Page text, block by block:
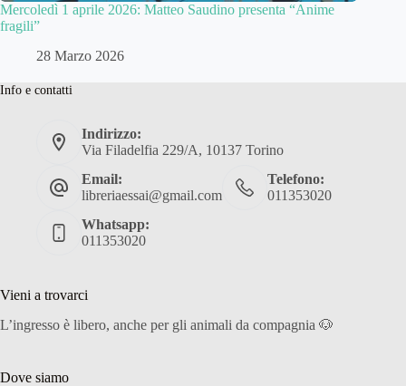
Mercoledì 1 aprile 2026: Matteo Saudino presenta “Anime
fragili”
28 Marzo 2026
Info e contatti
Indirizzo:
Via Filadelfia 229/A, 10137 Torino
Email:
libreriaessai@gmail.com
Telefono:
011353020
Whatsapp:
011353020
Vieni a trovarci
L’ingresso è libero, anche per gli animali da compagnia 🐶
Dove siamo